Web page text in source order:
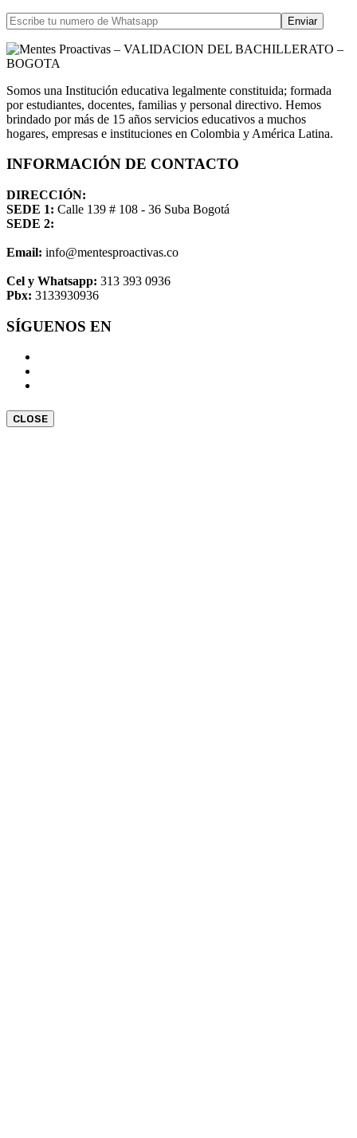
Somos una Institución educativa legalmente constituida; formada
por estudiantes, docentes, familias y personal directivo. Hemos
brindado por más de 15 años servicios educativos a muchos
hogares, empresas e instituciones en Colombia y América Latina.
INFORMACIÓN DE CONTACTO
DIRECCIÓN:
SEDE 1: Calle 139 # 108 - 36 Suba Bogotá
SEDE 2:
Email: info@mentesproactivas.co
Cel y Whatsapp: 313 393 0936
Pbx: 3133930936
SÍGUENOS EN
CLOSE